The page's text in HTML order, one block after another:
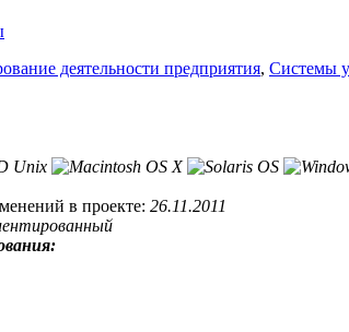
деятельности предприятия, Системы
в проекте: 26.11.2011